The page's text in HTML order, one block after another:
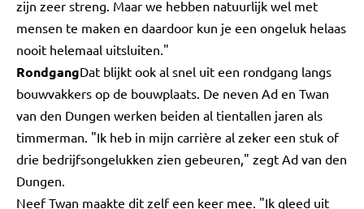
zijn zeer streng. Maar we hebben natuurlijk wel met
mensen te maken en daardoor kun je een ongeluk helaas
nooit helemaal uitsluiten."
RondgangDat blijkt ook al snel uit een rondgang langs
bouwvakkers op de bouwplaats. De neven Ad en Twan
van den Dungen werken beiden al tientallen jaren als
timmerman. "Ik heb in mijn carrière al zeker een stuk of
drie bedrijfsongelukken zien gebeuren," zegt Ad van den
Dungen.
Neef Twan maakte dit zelf een keer mee. "Ik gleed uit